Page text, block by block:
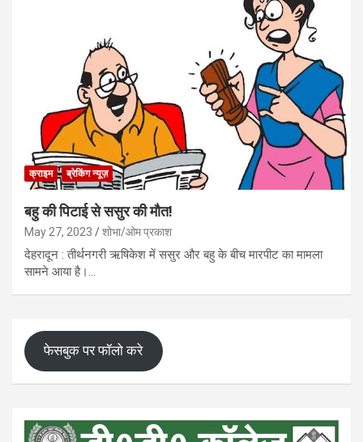
क्राइम ब्रेकिंग न्यूज़
बहु की पिटाई से ससुर की मौत!
May 27, 2023 शोभा/ओम प्रकाश
देहरादून : तीर्थनगरी ऋषिकेश में ससुर और बहु के बीच मारपीट का मामला
सामने आया है।…
फेसबुक पर फॉलो करे